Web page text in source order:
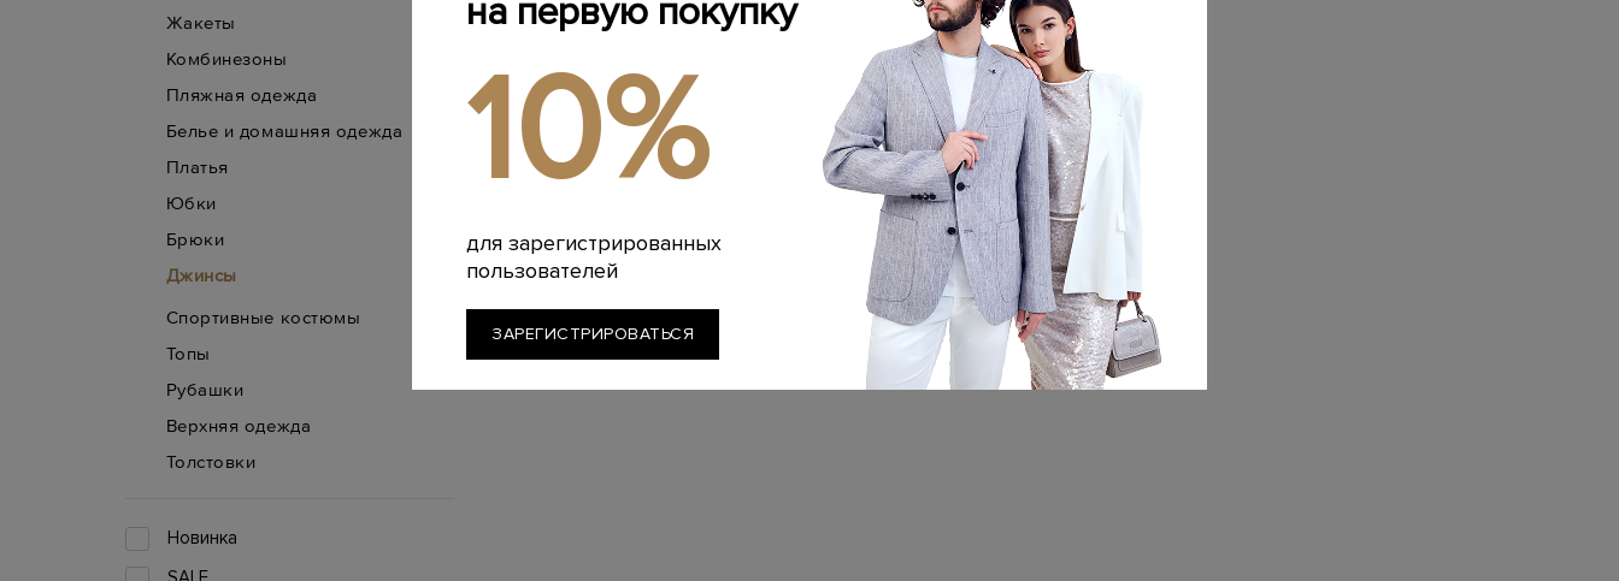
Жакеты
Комбинезоны
Пляжная одежда
Белье и домашняя одежда
Платья
Юбки
Брюки
Джинсы
Спортивные костюмы
Топы
Рубашки
Верхняя одежда
Толстовки
Новинка
на первую покупку
10%
для зарегистрированных
пользователей
ЗАРЕГИСТРИРОВАТЬСЯ